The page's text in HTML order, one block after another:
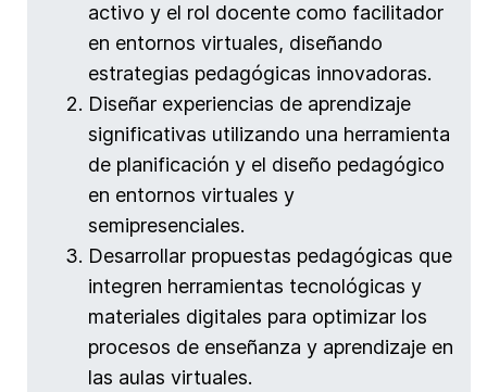
activo y el rol docente como facilitador
en entornos virtuales, diseñando
estrategias pedagógicas innovadoras.
Diseñar experiencias de aprendizaje
significativas utilizando una herramienta
de planificación y el diseño pedagógico
en entornos virtuales y
semipresenciales.
Desarrollar propuestas pedagógicas que
integren herramientas tecnológicas y
materiales digitales para optimizar los
procesos de enseñanza y aprendizaje en
las aulas virtuales.